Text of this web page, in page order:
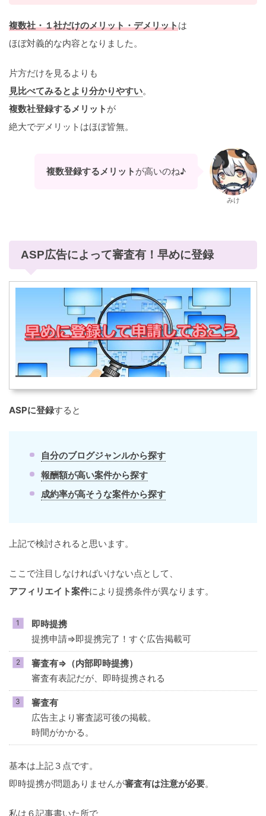
複数社・１社だけのメリット・デメリットは
ほぼ対義的な内容となりました。
片方だけを見るよりも
見比べてみるとより分かりやすい。
複数社登録するメリット が
絶大でデメリットはほぼ皆無。
複数登録するメリット が高いのね♪
みけ
ASP広告によって審査有！早めに登録
ASPに登録すると
自分のブログジャンルから探す
報酬額が高い案件から探す
成約率が高そうな案件から探す
上記で検討されると思います。
ここで注目しなければいけない点として、
アフィリエイト案件により提携条件が異なります。
即時提携
提携申請⇒即提携完了！すぐ広告掲載可
審査有⇒（内部即時提携）
審査有表記だが、即時提携される
審査有
広告主より審査認可後の掲載。
時間がかかる。
基本は上記３点です。
即時提携が問題ありませんが審査有は注意が必要。
私は６記事書いた所で